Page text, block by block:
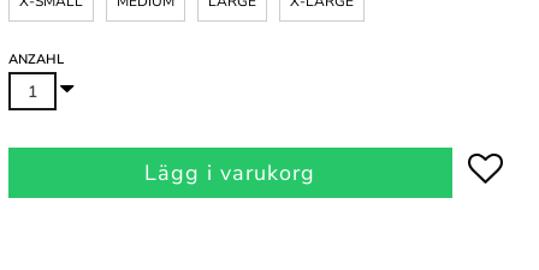
ANZAHL
Lägg i varukorg